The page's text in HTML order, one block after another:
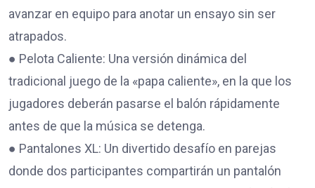
avanzar en equipo para anotar un ensayo sin ser
atrapados.
● Pelota Caliente: Una versión dinámica del
tradicional juego de la «papa caliente», en la que los
jugadores deberán pasarse el balón rápidamente
antes de que la música se detenga.
● Pantalones XL: Un divertido desafío en parejas
donde dos participantes compartirán un pantalón